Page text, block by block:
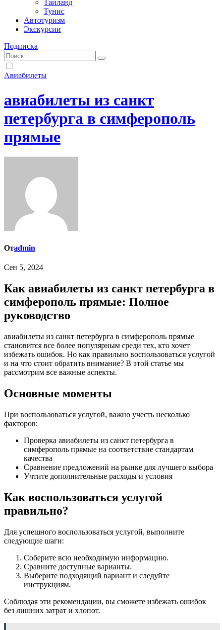
Таиланд
Тунис
Автотуризм
Экскурсии
Подписка
Авиабилеты
авиабилеты из санкт
петербурга в симферополь
прямые
Отadmin
Сен 5, 2024
Как авиабилеты из санкт петербурга в
симферополь прямые: Полное
руководство
авиабилеты из санкт петербурга в симферополь прямые
становится все более популярным среди тех, кто хочет
избежать ошибок. Но как правильно воспользоваться услугой
и на что стоит обратить внимание? В этой статье мы
рассмотрим все важные аспекты.
Основные моменты
При воспользоваться услугой, важно учесть несколько
факторов:
Проверка авиабилеты из санкт петербурга в
симферополь прямые на соответствие стандартам
качества
Сравнение предложений на рынке для лучшего выбора
Учтите дополнительные расходы и условия
Как воспользоваться услугой
правильно?
Для успешного воспользоваться услугой, выполните
следующие шаги:
Соберите всю необходимую информацию.
Сравните доступные варианты.
Выберите подходящий вариант и следуйте
инструкциям.
Соблюдая эти рекомендации, вы сможете избежать ошибок
без лишних затрат и хлопот.